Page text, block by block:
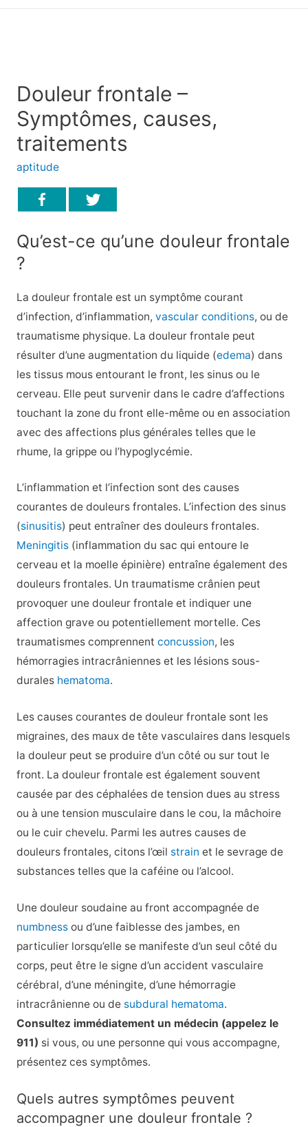
Douleur frontale –
Symptômes, causes,
traitements
aptitude
Qu’est-ce qu’une douleur frontale
?
La douleur frontale est un symptôme courant
d’infection, d’inflammation, vascular conditions, ou de
traumatisme physique. La douleur frontale peut
résulter d’une augmentation du liquide (edema) dans
les tissus mous entourant le front, les sinus ou le
cerveau. Elle peut survenir dans le cadre d’affections
touchant la zone du front elle-même ou en association
avec des affections plus générales telles que le
rhume, la grippe ou l’hypoglycémie.
L’inflammation et l’infection sont des causes
courantes de douleurs frontales. L’infection des sinus
(sinusitis) peut entraîner des douleurs frontales.
Meningitis(inflammation du sac qui entoure le
cerveau et la moelle épinière) entraîne également des
douleurs frontales. Un traumatisme crânien peut
provoquer une douleur frontale et indiquer une
affection grave ou potentiellement mortelle. Ces
traumatismes comprennent concussion, les
hémorragies intracrâniennes et les lésions sous-
durales hematoma.
Les causes courantes de douleur frontale sont les
migraines, des maux de tête vasculaires dans lesquels
la douleur peut se produire d’un côté ou sur tout le
front. La douleur frontale est également souvent
causée par des céphalées de tension dues au stress
ou à une tension musculaire dans le cou, la mâchoire
ou le cuir chevelu. Parmi les autres causes de
douleurs frontales, citons l’œil strain et le sevrage de
substances telles que la caféine ou l’alcool.
Une douleur soudaine au front accompagnée de
numbnessou d’une faiblesse des jambes, en
particulier lorsqu’elle se manifeste d’un seul côté du
corps, peut être le signe d’un accident vasculaire
cérébral, d’une méningite, d’une hémorragie
intracrânienne ou de subdural hematoma.
Consultez immédiatement un médecin (appelez le
911) si vous, ou une personne qui vous accompagne,
présentez ces symptômes.
Quels autres symptômes peuvent
accompagner une douleur frontale ?